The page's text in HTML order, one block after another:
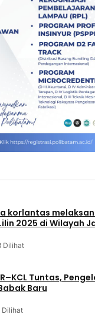
korlantas
2025 di Wilayah
Dilihat
Tuntas,
Baru
Dilihat